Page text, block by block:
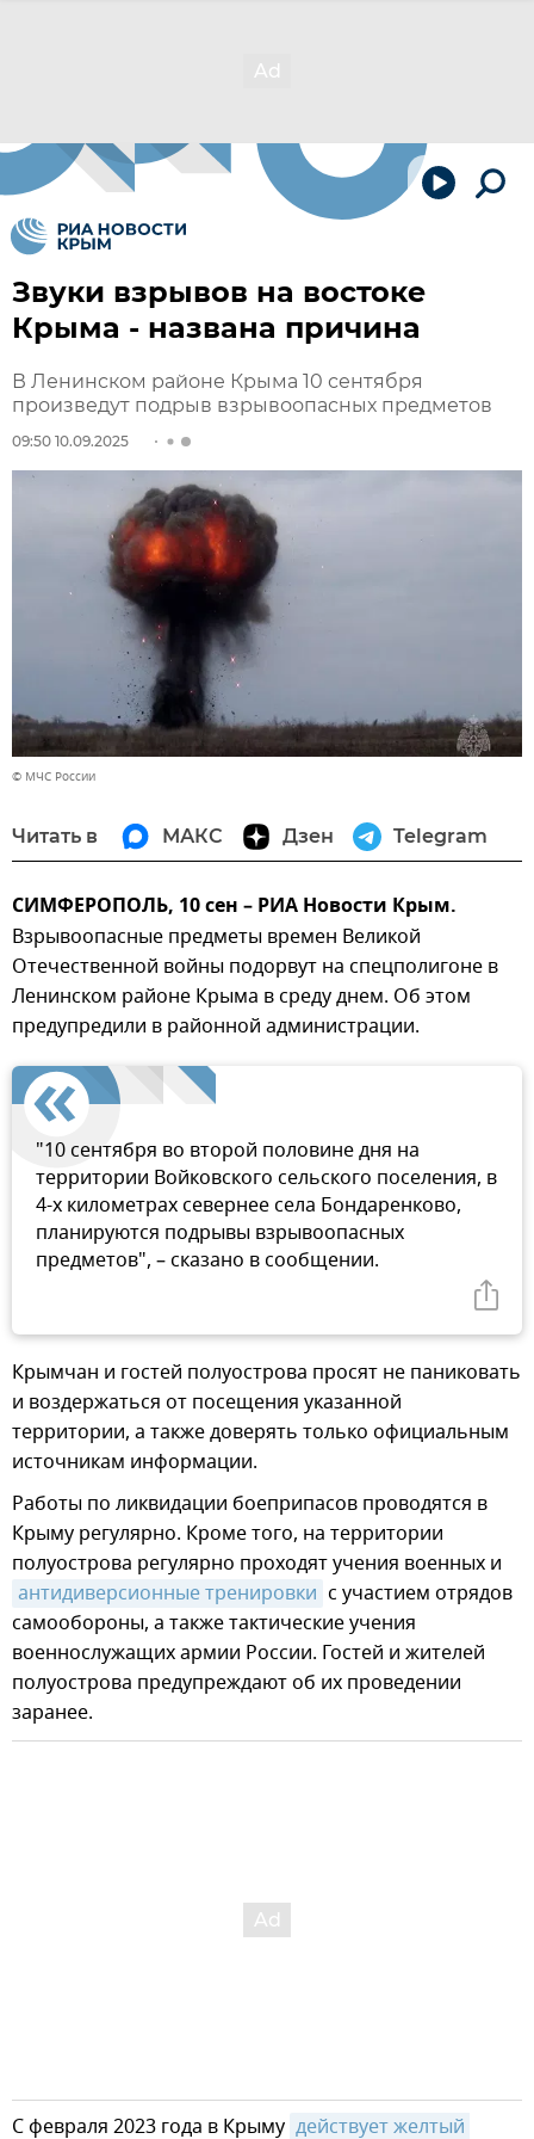
Звуки взрывов на востоке
Крыма - названа причина
В Ленинском районе Крыма 10 сентября
произведут подрыв взрывоопасных предметов
09:50 10.09.2025
© МЧС России
Читать в МАКС Дзен Telegram
СИМФЕРОПОЛЬ, 10 сен – РИА Новости Крым.
Взрывоопасные предметы времен Великой
Отечественной войны подорвут на спецполигоне в
Ленинском районе Крыма в среду днем. Об этом
предупредили в районной администрации.
"10 сентября во второй половине дня на
территории Войковского сельского поселения, в
4-х километрах севернее села Бондаренково,
планируются подрывы взрывоопасных
предметов", – сказано в сообщении.
Крымчан и гостей полуострова просят не паниковать
и воздержаться от посещения указанной
территории, а также доверять только официальным
источникам информации.
Работы по ликвидации боеприпасов проводятся в
Крыму регулярно. Кроме того, на территории
полуострова регулярно проходят учения военных и
антидиверсионные тренировки с участием отрядов
самообороны, а также тактические учения
военнослужащих армии России. Гостей и жителей
полуострова предупреждают об их проведении
заранее.
С февраля 2023 года в Крыму действует желтый